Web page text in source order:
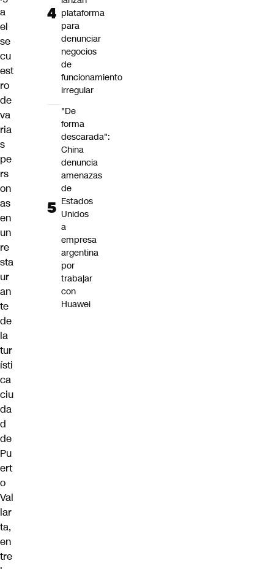
a
el
se
cu
est
ro
de
va
ria
s
pe
rs
on
as
en
un
re
sta
ur
an
te
de
la
tur
ísti
ca
ciu
da
d
de
Pu
ert
o
Val
lar
ta,
en
tre
plataforma
para
denunciar
negocios
de
funcionamiento
irregular
"De
forma
descarada":
China
denuncia
amenazas
de
Estados
Unidos
a
empresa
argentina
por
trabajar
con
Huawei